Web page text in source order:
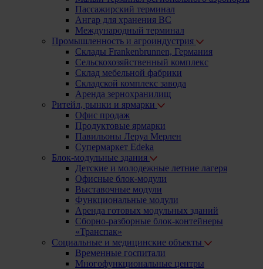
Пассажирский терминал
Ангар для хранения ВС
Международный терминал
Промышленность и агроиндустрия
Склады Frankenbrunnen, Германия
Сельскохозяйственный комплекс
Склад мебельной фабрики
Складской комплекс завода
Аренда зернохранилищ
Ритейл, рынки и ярмарки
Офис продаж
Продуктовые ярмарки
Павильоны Леруа Мерлен
Супермаркет Edeka
Блок-модульные здания
Детские и молодежные летние лагеря
Офисные блок-модули
Выставочные модули
Функциональные модули
Аренда готовых модульных зданий
Сборно-разборные блок-контейнеры
«Транспак»
Социальные и медицинские объекты
Временные госпитали
Многофункциональные центры